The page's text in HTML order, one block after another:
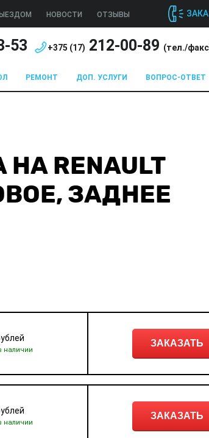
НОВОСТИ ОТЗЫВЫ
53 +375 (17) 212-00-89 (тел./
РЕМОНТ ДОП. УСЛУГИ ВОПРОС-ОТВЕТ
RENAULT
ЗАДНЕЕ
наличии
ЗАКАЗАТЬ
наличии
ЗАКАЗАТЬ